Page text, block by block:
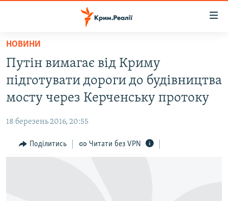
Перейти
основного
матеріалу
до
основної
навігації
Перейти
до
ВОДА.КРИМ
ВІДЕО ТА ФОТО
БЛОГИ
ПОГЛЯД
НОВИНИ
Путін вимагає від Криму
підготувати дороги до будівництва
мосту через Керченську протоку
18 березень 2016, 20:55
Поділитись Читати без VPN